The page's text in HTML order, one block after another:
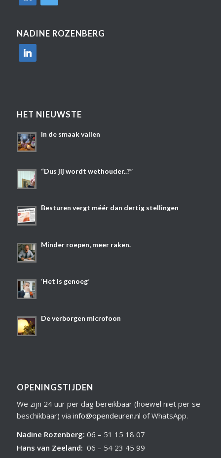
NADINE ROZENBERG
linkedin
HET NIEUWSTE
In de smaak vallen
“Dus jíj wordt wethouder..?”
Besturen vergt méér dan dertig stellingen
Minder roepen, meer raken.
‘Het is genoeg’
De verborgen microfoon
OPENINGSTIJDEN
We zijn 24 uur per dag bereikbaar (hoewel niet per se
beschikbaar) via info@opendeuren.nl of WhatsApp.
Nadine Rozenberg: 06 – 51 15 18 07
Hans van Zeeland: 06 – 54 23 45 99